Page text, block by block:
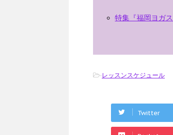
特集『福岡ヨガ
-レッスンスケジュール
Twitter